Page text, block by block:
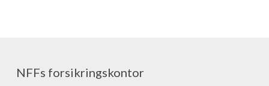
NFFs forsikringskontor